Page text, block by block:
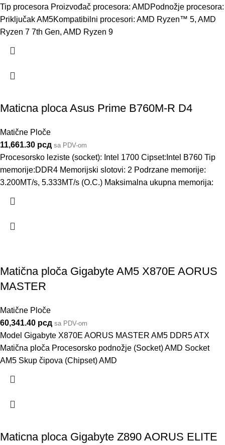
Tip procesora Proizvođač procesora: AMDPodnožje procesora:
Priključak AM5Kompatibilni procesori: AMD Ryzen™ 5, AMD
Ryzen 7 7th Gen, AMD Ryzen 9
Maticna ploca Asus Prime B760M-R D4
Matične Ploče
11,661.30 рсд sa PDV-om
Procesorsko leziste (socket): Intel 1700 Cipset:Intel B760 Tip
memorije:DDR4 Memorijski slotovi: 2 Podrzane memorije:
3.200MT/s, 5.333MT/s (O.C.) Maksimalna ukupna memorija:
Matična ploča Gigabyte AM5 X870E AORUS
MASTER
Matične Ploče
60,341.40 рсд sa PDV-om
Model Gigabyte X870E AORUS MASTER AM5 DDR5 ATX
Matična ploča Procesorsko podnožje (Socket) AMD Socket
AM5 Skup čipova (Chipset) AMD
Maticna ploca Gigabyte Z890 AORUS ELITE